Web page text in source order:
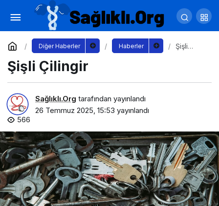
Diğer Haberler Haberler
Şişli
Şişli Çilingir
Sağlıklı.Org tarafından yayınlandı
26 Temmuz 2025, 15:53 yayınlandı
566
E-Ticaret Yönetimi Nedir? Niye Önemlidir? E-
Ticaret Yönetimi Nasıl Yapılır?
Yorum Yap Paylaş